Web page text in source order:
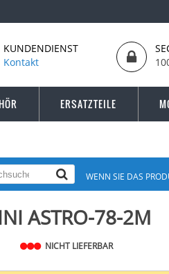
KUNDENDIENST
Kontakt
ERSATZTEILE
WENN SIE DAS
ASTRO-78-2M
NICHT LIEFERBAR